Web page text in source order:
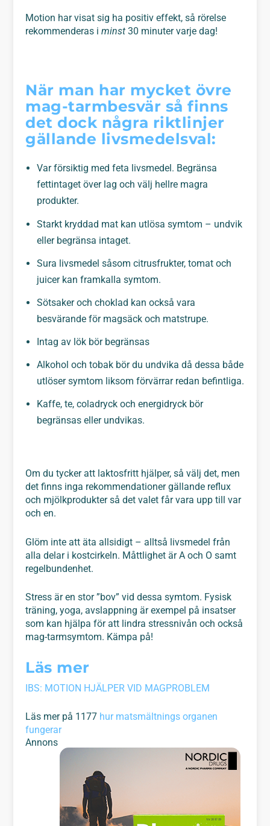
Motion har visat sig ha positiv effekt, så rörelse
rekommenderas iminst 30 minuter varje dag!
När man har mycket övre
mag-tarmbesvär så finns
det dock några riktlinjer
gällande livsmedelsval:
Var försiktig med feta livsmedel. Begränsa
fettintaget över lag och välj hellre magra
produkter.
Starkt kryddad mat kan utlösa symtom – undvik
eller begränsa intaget.
Sura livsmedel såsom citrusfrukter, tomat och
juicer kan framkalla symtom.
Sötsaker och choklad kan också vara
besvärande för magsäck och matstrupe.
Intag av lök bör begränsas
Alkohol och tobak bör du undvika då dessa både
utlöser symtom liksom förvärrar redan befintliga.
Kaffe, te, coladryck och energidryck bör
begränsas eller undvikas.
Om du tycker att laktosfritt hjälper, så välj det, men
det finns inga rekommendationer gällande reflux
och mjölkprodukter så det valet får vara upp till var
och en.
Glöm inte att äta allsidigt – alltså livsmedel från
alla delar i kostcirkeln. Måttlighet är A och O samt
regelbundenhet.
Stress är en stor ”bov” vid dessa symtom. Fysisk
träning, yoga, avslappning är exempel på insatser
som kan hjälpa för att lindra stressnivån och också
mag-tarmsymtom. Kämpa på!
Läs mer
IBS: MOTION HJÄLPER VID MAGPROBLEM
Läs mer på 1177 hur matsmältnings organen
fungerar
Annons